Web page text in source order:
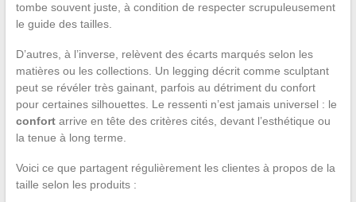
tombe souvent juste, à condition de respecter scrupuleusement
le guide des tailles.
D’autres, à l’inverse, relèvent des écarts marqués selon les
matières ou les collections. Un legging décrit comme sculptant
peut se révéler très gainant, parfois au détriment du confort
pour certaines silhouettes. Le ressenti n’est jamais universel : le
confortarrive en tête des critères cités, devant l’esthétique ou
la tenue à long terme.
Voici ce que partagent régulièrement les clientes à propos de la
taille selon les produits :